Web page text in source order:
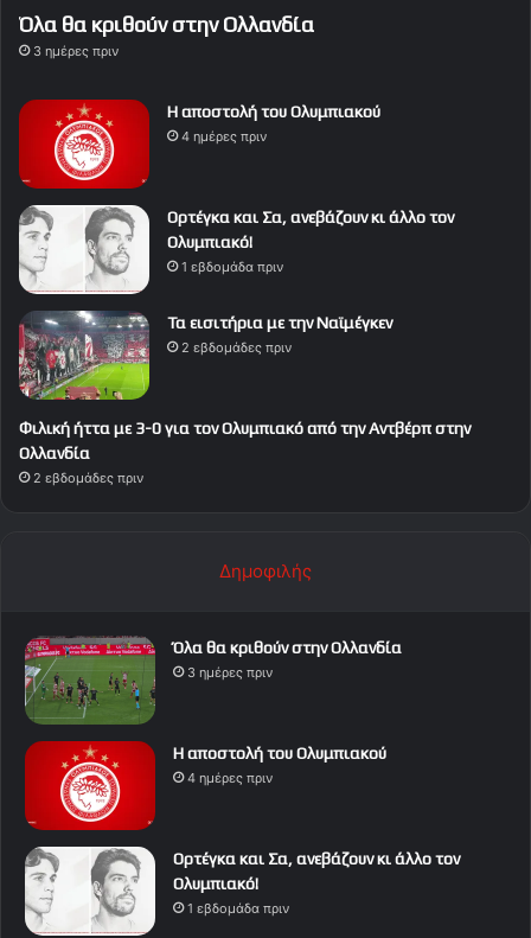
Όλα θα κριθούν στην Ολλανδία
3 ημέρες πριν
Η αποστολή του Ολυμπιακού
4 ημέρες πριν
Ορτέγκα και Σα, ανεβάζουν κι άλλο τον
Ολυμπιακό!
1 εβδομάδα πριν
Τα εισιτήρια με την Ναϊμέγκεν
2 εβδομάδες πριν
Φιλική ήττα με 3-0 για τον Ολυμπιακό από την Αντβέρπ στην
Ολλανδία
2 εβδομάδες πριν
Δημοφιλής
Όλα θα κριθούν στην Ολλανδία
3 ημέρες πριν
Η αποστολή του Ολυμπιακού
4 ημέρες πριν
Ορτέγκα και Σα, ανεβάζουν κι άλλο τον
Ολυμπιακό!
1 εβδομάδα πριν